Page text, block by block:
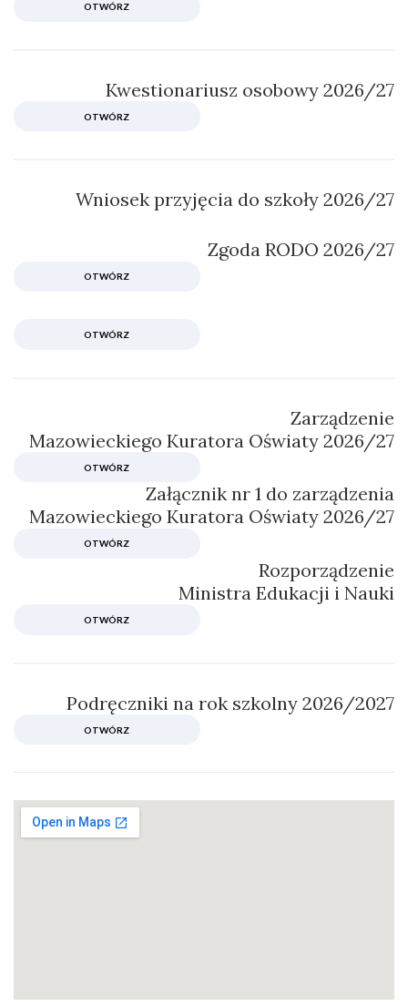
OTWÓRZ
Kwestionariusz osobowy 2026/27
OTWÓRZ
Wniosek przyjęcia do szkoły 2026/27
Zgoda RODO 2026/27
OTWÓRZ
OTWÓRZ
Zarządzenie
Mazowieckiego Kuratora Oświaty 2026/27
OTWÓRZ
Załącznik nr 1 do zarządzenia
Mazowieckiego Kuratora Oświaty 2026/27
OTWÓRZ
Rozporządzenie
Ministra Edukacji i Nauki
OTWÓRZ
Podręczniki na rok szkolny 2026/2027
OTWÓRZ